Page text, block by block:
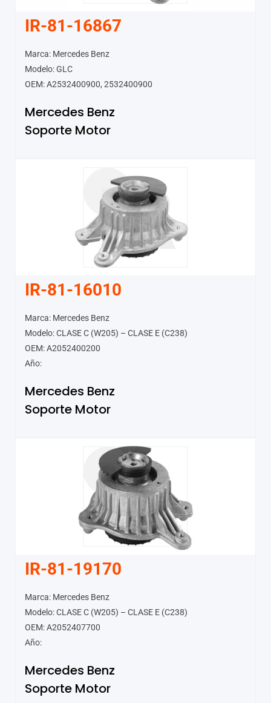
IR-81-16867
Marca: Mercedes Benz
Modelo: GLC
OEM: A2532400900, 2532400900
Mercedes Benz
Soporte Motor
IR-81-16010
Marca: Mercedes Benz
Modelo: CLASE C (W205) – CLASE E (C238)
OEM: A2052400200
Año:
Mercedes Benz
Soporte Motor
IR-81-19170
Marca: Mercedes Benz
Modelo: CLASE C (W205) – CLASE E (C238)
OEM: A2052407700
Año:
Mercedes Benz
Soporte Motor